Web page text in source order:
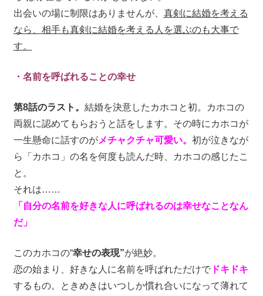
出会いの場に制限はありませんが、 真剣に結婚を考える
なら、相手も真剣に結婚を考える人を選ぶのも大事で
す。
・名前を呼ばれることの幸せ
第8話のラスト。 結婚を決意したカホコと初。カホコの
両親に認めてもらおうと話をします。その時にカホコが
一生懸命に話すのがメチャクチャ可愛い。 初が泣きなが
ら「カホコ」の名を何度も読んだ時、カホコの感じたこ
と。
それは……
「自分の名前を好きな人に呼ばれるのは幸せなことなん
だ」
このカホコの“幸せの表現”が絶妙。
恋の始まり、好きな人に名前を呼ばれただけでドキドキ
するもの。ときめきはいつしか慣れ合いになって薄れて